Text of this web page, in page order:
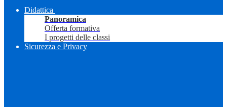
Didattica
Panoramica
Offerta formativa
I progetti delle classi
Sicurezza e Privacy